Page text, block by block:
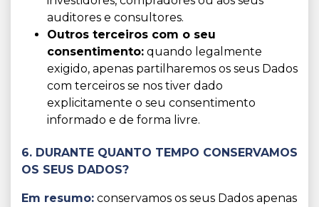
auditores e consultores.
Outros terceiros com o seu
consentimento: quando legalmente
exigido, apenas partilharemos os seus Dados
com terceiros se nos tiver dado
explicitamente o seu consentimento
informado e de forma livre.
6. DURANTE QUANTO TEMPO CONSERVAMOS
OS SEUS DADOS?
Em resumo: conservamos os seus Dados apenas